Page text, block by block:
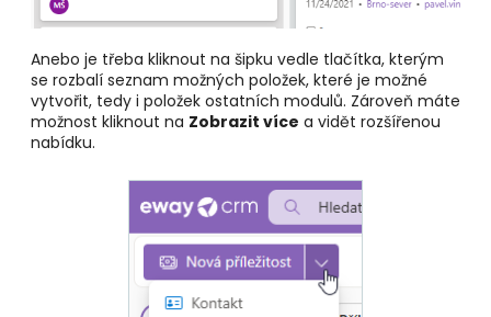
Anebo je třeba kliknout na šipku vedle tlačítka, kterým
se rozbalí seznam možných položek, které je možné
vytvořit, tedy i položek ostatních modulů. Zároveň máte
možnost kliknout na Zobrazit více a vidět rozšířenou
nabídku.